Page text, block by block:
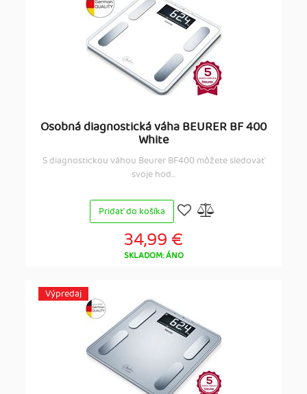
Osobná diagnostická váha BEURER BF 400
White
S diagnostickou váhou Beurer BF400 môžete sledovať
svoje hod...
Pridať do košíka
34,99 €
SKLADOM: ÁNO
Výpredaj